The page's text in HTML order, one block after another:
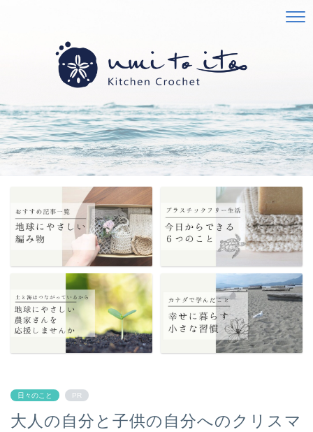
日々のこと PR
大人の自分と子供の自分へのクリスマ